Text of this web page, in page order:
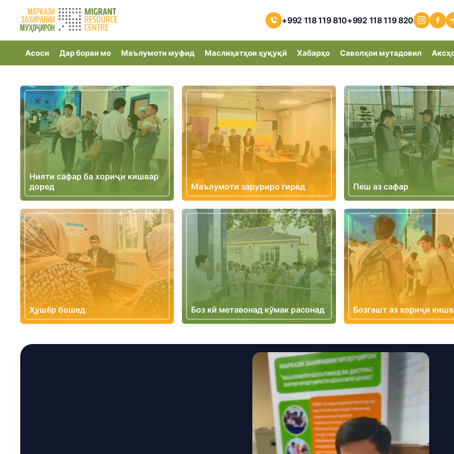
+992 118 119 810+992 118 119 820
Асоси Дар бораи мо Маълумоти муфид Маслиҳатҳои ҳуқуқӣ Хабарҳо Саволҳои мутадовил
Нияти сафар ба хориҷи кишвар
доред
Маълумоти заруриро гиред Пеш аз сафар
Ҳушёр бошед Боз кӣ метавонад кӯмак расонад Бозгашт аз хориҷи